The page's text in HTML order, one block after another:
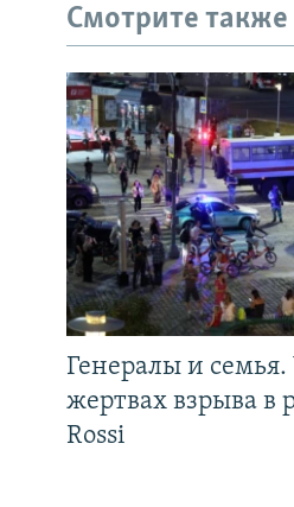
Смотрите также
Генералы и семья.
жертвах взрыва в
Rossi